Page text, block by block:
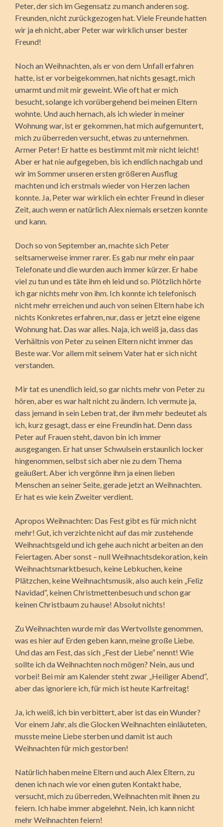
Peter, der sich im Gegensatz zu manch anderen sog.
Freunden, nicht zurückgezogen hat. Viele Freunde hatten
wir ja eh nicht, aber Peter war wirklich unser bester
Freund!
Noch an Weihnachten, als er von dem Unfall erfahren
hatte, ist er vorbeigekommen, hat nichts gesagt, mich
umarmt und mit mir geweint. Wie oft hat er mich
besucht, solange ich vorübergehend bei meinen Eltern
wohnte. Und auch hernach, als ich wieder in meiner
Wohnung war, ist er gekommen, hat mich aufgemuntert,
mich zu überreden versucht, etwas zu unternehmen.
Armer Peter! Er hatte es bestimmt mit mir nicht leicht!
Aber er hat nie aufgegeben, bis ich endlich nachgab und
wir im Sommer unseren ersten größeren Ausflug
machten und ich erstmals wieder von Herzen lachen
konnte. Ja, Peter war wirklich ein echter Freund in dieser
Zeit, auch wenn er natürlich Alex niemals ersetzen konnte
und kann.
Doch so von September an, machte sich Peter
seltsamerweise immer rarer. Es gab nur mehr ein paar
Telefonate und die wurden auch immer kürzer. Er habe
viel zu tun und es täte ihm eh leid und so. Plötzlich hörte
ich gar nichts mehr von ihm. Ich konnte ich telefonisch
nicht mehr erreichen und auch von seinen Eltern habe ich
nichts Konkretes erfahren, nur, dass er jetzt eine eigene
Wohnung hat. Das war alles. Naja, ich weiß ja, dass das
Verhältnis von Peter zu seinen Eltern nicht immer das
Beste war. Vor allem mit seinem Vater hat er sich nicht
verstanden.
Mir tat es unendlich leid, so gar nichts mehr von Peter zu
hören, aber es war halt nicht zu ändern. Ich vermute ja,
dass jemand in sein Leben trat, der ihm mehr bedeutet als
ich, kurz gesagt, dass er eine Freundin hat. Denn dass
Peter auf Frauen steht, davon bin ich immer
ausgegangen. Er hat unser Schwulsein erstaunlich locker
hingenommen, selbst sich aber nie zu dem Thema
geäußert. Aber ich vergönne ihm ja einen lieben
Menschen an seiner Seite, gerade jetzt an Weihnachten.
Er hat es wie kein Zweiter verdient.
Apropos Weihnachten: Das Fest gibt es für mich nicht
mehr! Gut, ich verzichte nicht auf das mir zustehende
Weihnachtsgeld und ich gehe auch nicht arbeiten an den
Feiertagen. Aber sonst – null Weihnachtsdekoration, kein
Weihnachtsmarktbesuch, keine Lebkuchen, keine
Plätzchen, keine Weihnachtsmusik, also auch kein „Feliz
Navidad“, keinen Christmettenbesuch und schon gar
keinen Christbaum zu hause! Absolut nichts!
Zu Weihnachten wurde mir das Wertvollste genommen,
was es hier auf Erden geben kann, meine große Liebe.
Und das am Fest, das sich „Fest der Liebe“ nennt! Wie
sollte ich da Weihnachten noch mögen? Nein, aus und
vorbei! Bei mir am Kalender steht zwar „Heiliger Abend“,
aber das ignoriere ich, für mich ist heute Karfreitag!
Ja, ich weiß, ich bin verbittert, aber ist das ein Wunder?
Vor einem Jahr, als die Glocken Weihnachten einläuteten,
musste meine Liebe sterben und damit ist auch
Weihnachten für mich gestorben!
Natürlich haben meine Eltern und auch Alex Eltern, zu
denen ich nach wie vor einen guten Kontakt habe,
versucht, mich zu überreden, Weihnachten mit ihnen zu
feiern. Ich habe immer abgelehnt. Nein, ich kann nicht
mehr Weihnachten feiern!